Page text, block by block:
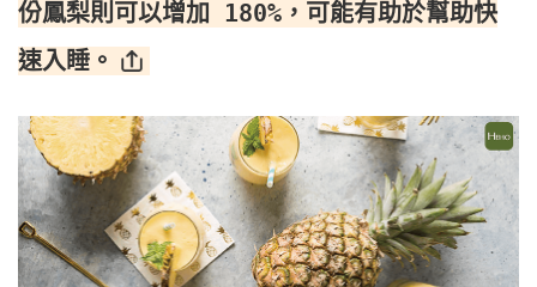
份鳳梨則可以增加 180%，可能有助於幫助快
速入睡。